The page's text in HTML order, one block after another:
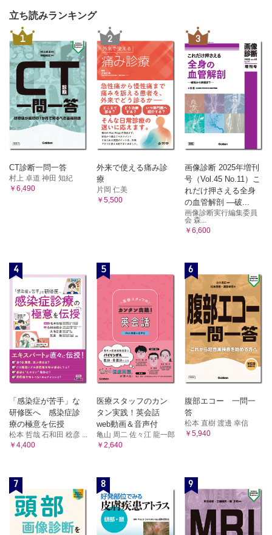
立ち読みランキング
1
CT診断一問一答
村上 卓道 神田 知紀
￥6,490
2
外来で使える痛み診
療
片岡 仁美
￥5,500
3
画像診断 2025年増刊
号（Vol.45 No.11）こ
れだけ押さえる全身
の血管解剖 ―破...
画像診断実行編集委員
会 森...
￥6,600
4
「感染症が苦手」な
研修医へ 感染症診
療の極意を伝授
松本 哲哉 石和田 稔彦 ...
￥4,400
5
医療スタッフのカン
タン実践！英会話
web動画＆音声付
亀山 周二 佐々江 龍一郎
￥2,640
6
腹部エコー 一問一
答
松本 直樹 渡邊 幸信
￥5,940
7 8 9